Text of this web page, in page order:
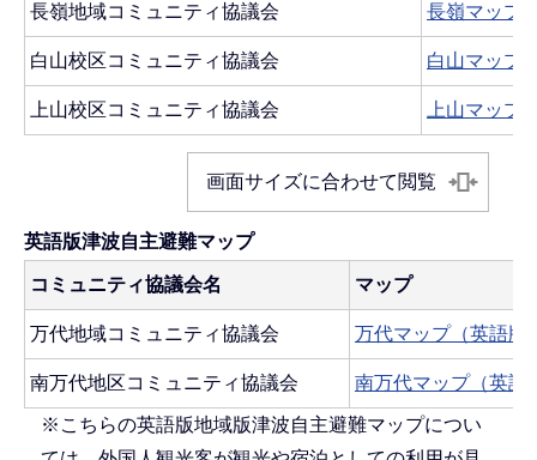
長嶺地域コミュニティ協議会 長嶺マップ
白山校区コミュニティ協議会 白山マップ
上山校区コミュニティ協議会 上山マップ
画面サイズに合わせて閲覧
英語版津波自主避難マップ
コミュニティ協議会名 マップ
万代地域コミュニティ協議会 万代マップ（英語版
南万代地区コミュニティ協議会 南万代マップ（英語
※こちらの英語版地域版津波自主避難マップについ